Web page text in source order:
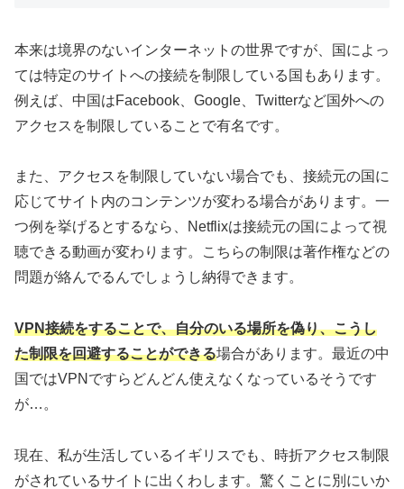
本来は境界のないインターネットの世界ですが、国によっ
ては特定のサイトへの接続を制限している国もあります。
例えば、中国はFacebook、Google、Twitterなど国外への
アクセスを制限していることで有名です。
また、アクセスを制限していない場合でも、接続元の国に
応じてサイト内のコンテンツが変わる場合があります。一
つ例を挙げるとするなら、Netflixは接続元の国によって視
聴できる動画が変わります。こちらの制限は著作権などの
問題が絡んでるんでしょうし納得できます。
VPN接続をすることで、自分のいる場所を偽り、こうし
た制限を回避することができる場合があります。最近の中
国ではVPNですらどんどん使えなくなっているそうです
が…。
現在、私が生活しているイギリスでも、時折アクセス制限
がされているサイトに出くわします。驚くことに別にいか